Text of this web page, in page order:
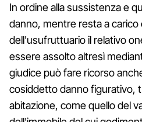
In ordine alla sussistenza e
danno, mentre resta a carico
dell'usufruttuario il relativo
essere assolto altresì
giudice può fare ricorso
cosiddetto danno figurativo,
abitazione, come quello del